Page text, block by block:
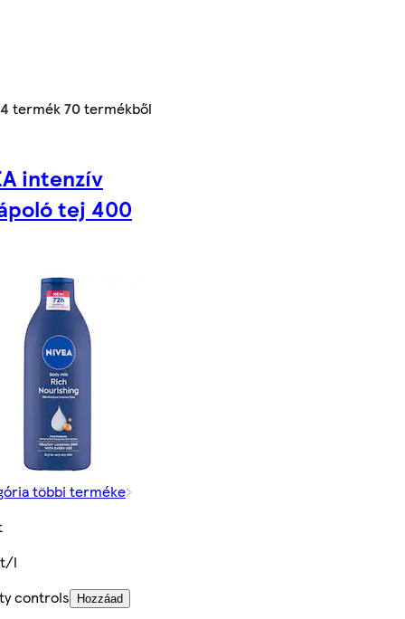
termék70termékből
intenzív
tej 400
többi terméke
l
controls
Hozzáad